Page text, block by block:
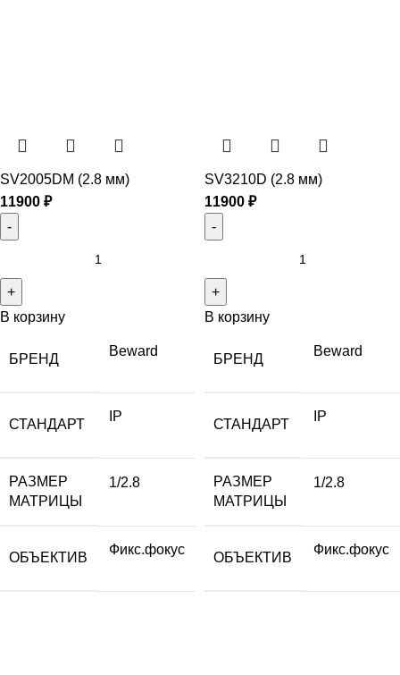
SV2005DM (2.8 мм)
11900 ₽
В корзину
БРЕНД
Beward
СТАНДАРТ
IP
РАЗМЕР
МАТРИЦЫ
1/2.8
ОБЪЕКТИВ
Фикс.фокус
SV3210D (2.8 мм)
11900 ₽
В корзину
БРЕНД
Beward
СТАНДАРТ
IP
РАЗМЕР
МАТРИЦЫ
1/2.8
ОБЪЕКТИВ
Фикс.фокус